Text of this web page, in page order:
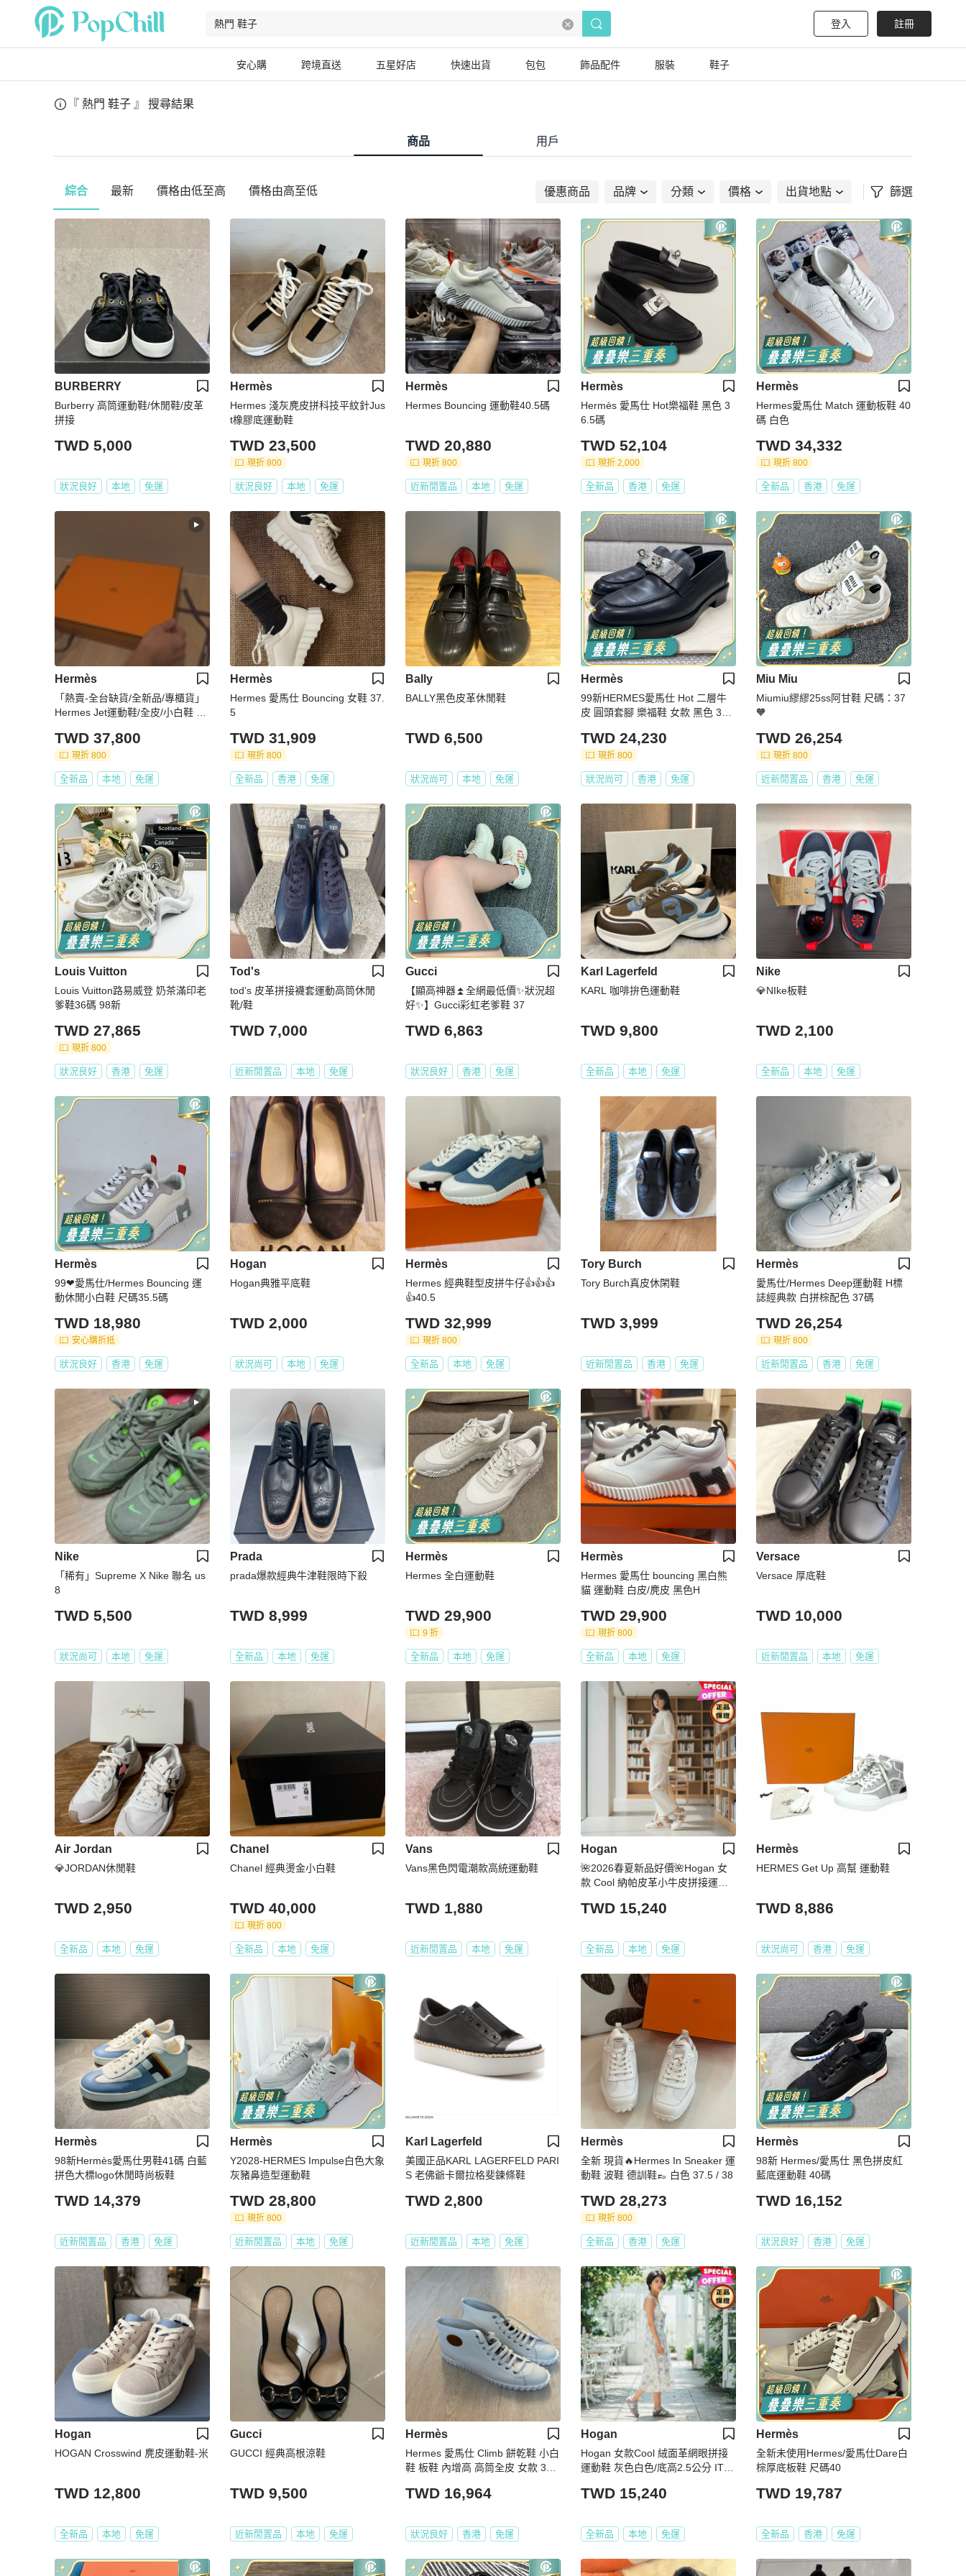
登入 註冊
安心購 跨境直送 五星好店 快速出貨 包包 飾品配件 服裝 鞋子
『 熱門 鞋子 』 搜尋結果
商品 用戶
綜合 最新 價格由低至高 價格由高至低 優惠商品 品牌 分類 價格 出貨地點 篩選
BURBERRY
Burberry 高筒運動鞋/休閒鞋/皮革
拼接
TWD 5,000
狀況良好 本地 免運
Hermès
Hermes 淺灰麂皮拼科技平紋針Jus
t橡膠底運動鞋
TWD 23,500
現折 800
狀況良好 本地 免運
Hermès
Hermes Bouncing 運動鞋40.5碼
TWD 20,880
現折 800
近新閒置品 本地 免運
Hermès
Hermès 愛馬仕 Hot樂福鞋 黑色 3
6.5碼
TWD 52,104
現折 2,000
全新品 香港 免運
Hermès
Hermes愛馬仕 Match 運動板鞋 40
碼 白色
TWD 34,332
現折 800
全新品 香港 免運
Hermès
「熱賣-全台缺貨/全新品/專櫃貨」
Hermes Jet運動鞋/全皮/小白鞋 鞋
TWD 37,800
現折 800
全新品 本地 免運
Hermès
Hermes 愛馬仕 Bouncing 女鞋 37.
5
TWD 31,909
現折 800
全新品 香港 免運
Bally
BALLY黑色皮革休閒鞋
TWD 6,500
狀況尚可 本地 免運
Hermès
99新HERMES愛馬仕 Hot 二層牛
皮 圓頭套腳 樂福鞋 女款 黑色 38
TWD 24,230
現折 800
狀況尚可 香港 免運
Miu Miu
Miumiu繆繆25ss阿甘鞋 尺碼：37
🧡
TWD 26,254
現折 800
近新閒置品 香港 免運
Louis Vuitton
Louis Vuitton路易威登 奶茶滿印老
爹鞋36碼 98新
TWD 27,865
現折 800
狀況良好 香港 免運
Tod's
tod’s 皮革拼接襪套運動高筒休閒
靴/鞋
TWD 7,000
近新閒置品 本地 免運
Gucci
【顯高神器⏫️全網最低價✨狀況超
好✨】Gucci彩虹老爹鞋 37
TWD 6,863
狀況良好 香港 免運
Karl Lagerfeld
KARL 咖啡拚色運動鞋
TWD 9,800
全新品 本地 免運
Nike
💎NIke板鞋
TWD 2,100
全新品 本地 免運
Hermès
99❤愛馬仕/Hermes Bouncing 運
動休閒小白鞋 尺碼35.5碼
TWD 18,980
安心購折抵
狀況良好 香港 免運
Hogan
Hogan典雅平底鞋
TWD 2,000
狀況尚可 本地 免運
Hermès
Hermes 經典鞋型皮拼牛仔👍👍👍
👍40.5
TWD 32,999
現折 800
全新品 本地 免運
Tory Burch
Tory Burch真皮休閑鞋
TWD 3,999
近新閒置品 香港 免運
Hermès
愛馬仕/Hermes Deep運動鞋 H標
誌經典款 白拼棕配色 37碼
TWD 26,254
現折 800
近新閒置品 香港 免運
Nike
「稀有」Supreme X Nike 聯名 us
8
TWD 5,500
狀況尚可 本地 免運
Prada
prada爆款經典牛津鞋限時下殺
TWD 8,999
全新品 本地 免運
Hermès
Hermes 全白運動鞋
TWD 29,900
9 折
全新品 本地 免運
Hermès
Hermes 愛馬仕 bouncing 黑白熊
貓 運動鞋 白皮/麂皮 黑色H
TWD 29,900
現折 800
全新品 本地 免運
Versace
Versace 厚底鞋
TWD 10,000
近新閒置品 本地 免運
Air Jordan
💎JORDAN休閒鞋
TWD 2,950
全新品 本地 免運
Chanel
Chanel 經典燙金小白鞋
TWD 40,000
現折 800
全新品 本地 免運
Vans
Vans黑色閃電潮款高統運動鞋
TWD 1,880
近新閒置品 本地 免運
Hogan
🌺2026春夏新品好價🌺Hogan 女
款 Cool 納帕皮革小牛皮拼接運動
6/36.5/37/37.5/38/38.5/39/40
TWD 15,240
全新品 本地 免運
Hermès
HERMES Get Up 高幫 運動鞋
TWD 8,886
狀況尚可 香港 免運
Hermès
98新Hermès愛馬仕男鞋41碼 白藍
拼色大標logo休閒時尚板鞋
TWD 14,379
近新閒置品 香港 免運
Hermès
Y2028-HERMES Impulse白色大象
灰豬鼻造型運動鞋
TWD 28,800
現折 800
近新閒置品 本地 免運
Karl Lagerfeld
美國正品KARL LAGERFELD PARI
S 老佛爺卡爾拉格斐鍊條鞋
TWD 2,800
近新閒置品 本地 免運
Hermès
全新 現貨🔥Hermes In Sneaker 運
動鞋 波鞋 德訓鞋👞 白色 37.5 / 38
TWD 28,273
現折 800
全新品 香港 免運
Hermès
98新 Hermes/愛馬仕 黑色拼皮紅
藍底運動鞋 40碼
TWD 16,152
狀況良好 香港 免運
Hogan
HOGAN Crosswind 麂皮運動鞋-米
TWD 12,800
全新品 本地 免運
Gucci
GUCCI 經典高根涼鞋
TWD 9,500
近新閒置品 本地 免運
Hermès
Hermes 愛馬仕 Climb 餅乾鞋 小白
鞋 板鞋 內增高 高筒全皮 女款 39
TWD 16,964
狀況良好 香港 免運
Hogan
Hogan 女款Cool 絨面革網眼拼接
運動鞋 灰色白色/底高2.5公分 IT3
TWD 15,240
全新品 本地 免運
Hermès
全新未使用Hermes/愛馬仕Dare白
棕厚底板鞋 尺碼40
TWD 19,787
全新品 香港 免運